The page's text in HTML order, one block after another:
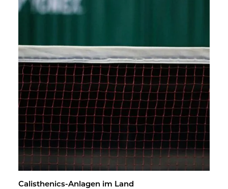
Ca­listhe­nics-An­la­gen im Land